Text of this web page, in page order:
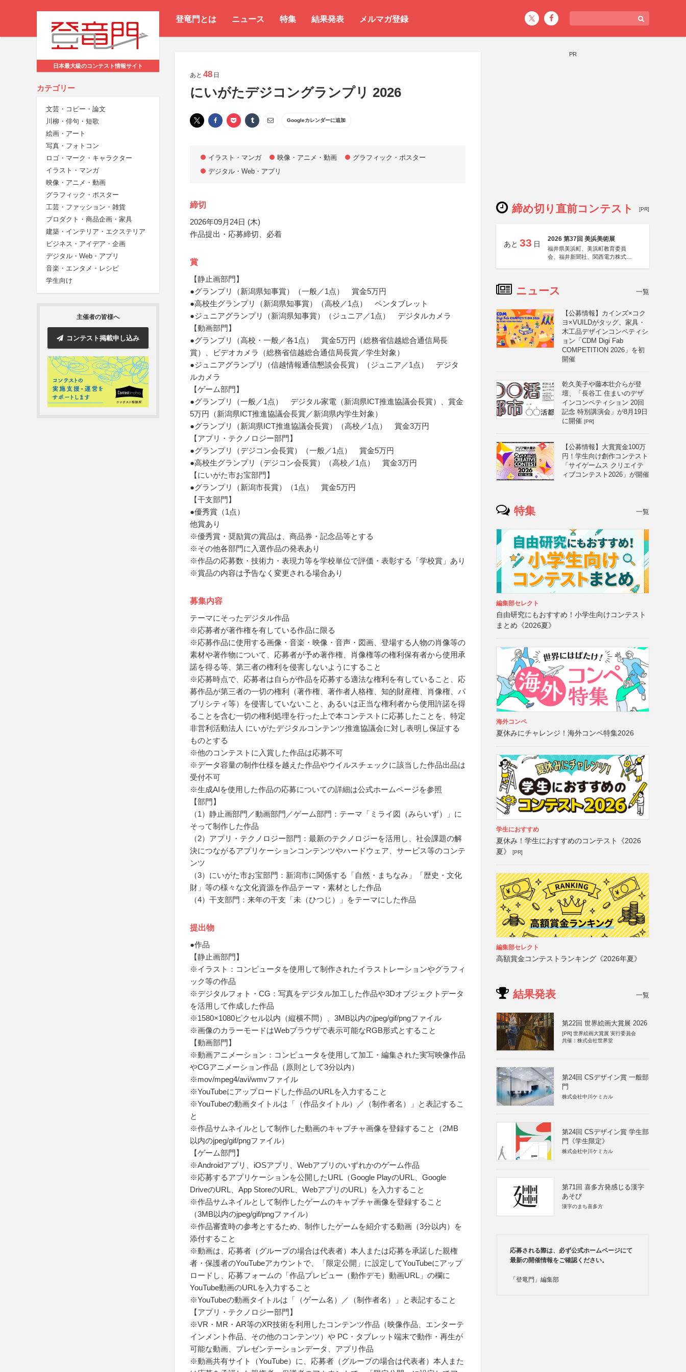
登竜門とは ニュース 特集 結果発表 メルマガ登録
日本最大級のコンテスト情報サイト
カテゴリー
文芸・コピー・論文
川柳・俳句・短歌
絵画・アート
写真・フォトコン
ロゴ・マーク・キャラクター
イラスト・マンガ
映像・アニメ・動画
グラフィック・ポスター
工芸・ファッション・雑貨
プロダクト・商品企画・家具
建築・インテリア・エクステリア
ビジネス・アイデア・企画
デジタル・Web・アプリ
音楽・エンタメ・レシピ
学生向け
主催者の皆様へ
コンテスト掲載申し込み
あと 48 日
にいがたデジコングランプリ 2026
Googleカレンダーに追加
イラスト・マンガ 映像・アニメ・動画
グラフィック・ポスター
デジタル・Web・アプリ
締切
2026年09月24日 (木)
作品提出・応募締切、必着
賞
【静止画部門】
●グランプリ（新潟県知事賞）（一般／1点） 賞金5万円
●高校生グランプリ（新潟県知事賞）（高校／1点） ペンタブレット
●ジュニアグランプリ（新潟県知事賞）（ジュニア／1点） デジタルカメラ
【動画部門】
●グランプリ（高校・一般／各1点） 賞金5万円（総務省信越総合通信局長
賞）、ビデオカメラ（総務省信越総合通信局長賞／学生対象）
●ジュニアグランプリ（信越情報通信懇談会長賞）（ジュニア／1点） デジタ
ルカメラ
【ゲーム部門】
●グランプリ（一般／1点） デジタル家電（新潟県ICT推進協議会長賞）、賞金
5万円（新潟県ICT推進協議会長賞／新潟県内学生対象）
●グランプリ（新潟県ICT推進協議会長賞）（高校／1点） 賞金3万円
【アプリ・テクノロジー部門】
●グランプリ（デジコン会長賞）（一般／1点） 賞金5万円
●高校生グランプリ（デジコン会長賞）（高校／1点） 賞金3万円
【にいがた市お宝部門】
●グランプリ（新潟市長賞）（1点） 賞金5万円
【干支部門】
●優秀賞（1点）
他賞あり
※優秀賞・奨励賞の賞品は、商品券・記念品等とする
※その他各部門に入選作品の発表あり
※作品の応募数・技術力・表現力等を学校単位で評価・表彰する「学校賞」あり
※賞品の内容は予告なく変更される場合あり
募集内容
テーマにそったデジタル作品
※応募者が著作権を有している作品に限る
※応募作品に使用する画像・音楽・映像・音声・図画、登場する人物の肖像等の
素材や著作物について、応募者が予め著作権、肖像権等の権利保有者から使用承
諾を得る等、第三者の権利を侵害しないようにすること
※応募時点で、応募者は自らが作品を応募する適法な権利を有していること、応
募作品が第三者の一切の権利（著作権、著作者人格権、知的財産権、肖像権、パ
ブリシティ等）を侵害していないこと、あるいは正当な権利者から使用許諾を得
ることを含む一切の権利処理を行った上で本コンテストに応募したことを、特定
非営利活動法人 にいがたデジタルコンテンツ推進協議会に対し表明し保証する
ものとする
※他のコンテストに入賞した作品は応募不可
※データ容量の制作仕様を越えた作品やウイルスチェックに該当した作品出品は
受付不可
※生成AIを使用した作品の応募についての詳細は公式ホームページを参照
【部門】
（1）静止画部門／動画部門／ゲーム部門：テーマ「ミライ図（みらいず）」に
そって制作した作品
（2）アプリ・テクノロジー部門：最新のテクノロジーを活用し、社会課題の解
決につながるアプリケーションコンテンツやハードウェア、サービス等のコンテ
ンツ
（3）にいがた市お宝部門：新潟市に関係する「自然・まちなみ」「歴史・文化
財」等の様々な文化資源を作品テーマ・素材とした作品
（4）干支部門：来年の干支「未（ひつじ）」をテーマにした作品
提出物
●作品
【静止画部門】
※イラスト：コンピュータを使用して制作されたイラストレーションやグラフィ
ック等の作品
※デジタルフォト・CG：写真をデジタル加工した作品や3Dオブジェクトデータ
を活用して作成した作品
※1580×1080ピクセル以内（縦横不問）、3MB以内のjpeg/gif/pngファイル
※画像のカラーモードはWebブラウザで表示可能なRGB形式とすること
【動画部門】
※動画アニメーション：コンピュータを使用して加工・編集された実写映像作品
やCGアニメーション作品（原則として3分以内）
※mov/mpeg4/avi/wmvファイル
※YouTubeにアップロードした作品のURLを入力すること
※YouTubeの動画タイトルは「（作品タイトル）／（制作者名）」と表記するこ
と
※作品サムネイルとして制作した動画のキャプチャ画像を登録すること（2MB
以内のjpeg/gif/pngファイル）
【ゲーム部門】
※Androidアプリ、iOSアプリ、Webアプリのいずれかのゲーム作品
※応募するアプリケーションを公開したURL（Google PlayのURL、Google
DriveのURL、App StoreのURL、WebアプリのURL）を入力すること
※作品サムネイルとして制作したゲームのキャプチャ画像を登録すること
（3MB以内のjpeg/gif/pngファイル）
※作品審査時の参考とするため、制作したゲームを紹介する動画（3分以内）を
添付すること
※動画は、応募者（グループの場合は代表者）本人または応募を承諾した親権
者・保護者のYouTubeアカウントで、「限定公開」に設定してYouTubeにアップ
ロードし、応募フォームの「作品プレビュー（動作デモ）動画URL」の欄に
YouTube動画のURLを入力すること
※YouTubeの動画タイトルは「（ゲーム名）／（制作者名）」と表記すること
【アプリ・テクノロジー部門】
※VR・MR・AR等のXR技術を利用したコンテンツ作品（映像作品、エンターテ
インメント作品、その他のコンテンツ）や PC・タブレット端末で動作・再生が
可能な動画、プレゼンテーションデータ、アプリ作品
※動画共有サイト（YouTube）に、応募者（グループの場合は代表者）本人また
PR
締め切り直前コンテスト [PR]
あと 33 日
2026 第37回 美浜美術展
福井県美浜町、美浜町教育委員
会、福井新聞社、関西電力株式会
ニュース 一覧
【公募情報】カインズ×コク
ヨ×VUILDがタッグ、家具・
木工品デザインコンペティシ
ョン「CDM Digi Fab
COMPETITION 2026」を初
開催
乾久美子や藤本壮介らが登
壇、「長谷工 住まいのデザ
インコンペティション 20回
記念 特別講演会」が8月19日
に開催 [PR]
【公募情報】大賞賞金100万
円！学生向け創作コンテスト
「サイゲームス クリエイテ
ィブコンテスト2026」が開催
特集 一覧
編集部セレクト
自由研究にもおすすめ！小学生向けコンテスト
まとめ《2026夏》
海外コンペ
夏休みにチャレンジ！海外コンペ特集2026
学生におすすめ
夏休み！学生におすすめのコンテスト《2026
夏》
[PR]
編集部セレクト
高額賞金コンテストランキング《2026年夏》
結果発表 一覧
第22回 世界絵画大賞展 2026
[PR] 世界絵画大賞展 実行委員会
共催：株式会社世界堂
第24回 CSデザイン賞 一般部
門
株式会社中川ケミカル
第24回 CSデザイン賞 学生部
門《学生限定》
株式会社中川ケミカル
第71回 喜多方発感じる漢字
あそび
漢字のまち喜多方
応募される際は、必ず公式ホームページにて
最新の開催情報をご確認ください。
「登竜門」編集部